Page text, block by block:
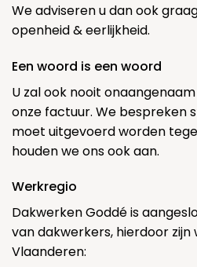
We adviseren u dan ook
openheid & eerlijkheid.
Een woord is een woord
U zal ook nooit
onze factuur. We bespreken
moet uitgevoerd worden
houden we ons ook aan.
Werkregio
Dakwerken Goddé is
van dakwerkers, hierdoor zijn
Vlaanderen: